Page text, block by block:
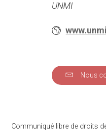
UNMI
Nous
Communiqué libre de droits